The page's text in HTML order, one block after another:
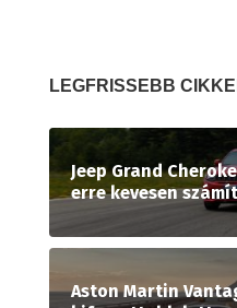
LEGFRISSEBB
Jeep Grand
erre kevesen
Aston Martin